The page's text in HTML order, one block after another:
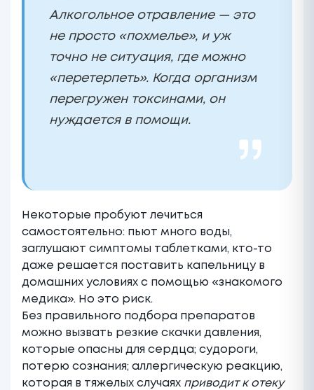
Алкогольное отравление — это
не просто «похмелье», и уж
точно не ситуация, где можно
«перетерпеть». Когда организм
перегружен токсинами, он
нуждается в помощи.
Некоторые пробуют лечиться
самостоятельно: пьют много воды,
заглушают симптомы таблетками, кто-то
даже решается поставить капельницу в
домашних условиях с помощью «знакомого
медика». Но это риск.
Без правильного подбора препаратов
можно вызвать резкие скачки давления,
которые опасны для сердца; судороги,
потерю сознания; аллергическую реакцию,
которая в тяжелых случаях приводит к отеку